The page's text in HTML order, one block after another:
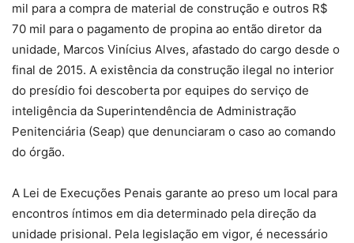
mil para a compra de material de construção e outros R$
70 mil para o pagamento de propina ao então diretor da
unidade, Marcos Vinícius Alves, afastado do cargo desde o
final de 2015. A existência da construção ilegal no interior
do presídio foi descoberta por equipes do serviço de
inteligência da Superintendência de Administração
Penitenciária (Seap) que denunciaram o caso ao comando
do órgão.
A Lei de Execuções Penais garante ao preso um local para
encontros íntimos em dia determinado pela direção da
unidade prisional. Pela legislação em vigor, é necessário